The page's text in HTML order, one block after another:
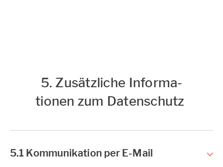
5. Zu­sätz­li­che In­for­ma­
tio­nen zum Da­ten­schutz ​
5.1 Kommunikation per E-Mail